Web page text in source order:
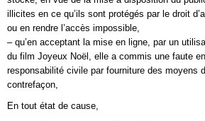
illicites en ce qu’ils sont protégés par le droit
ou en rendre l’accès impossible,
– qu’en acceptant la mise en ligne, par un
du film Joyeux Noël, elle a commis une faute
responsabilité civile par fourniture des moyens
contrefaçon,
En tout état de cause,